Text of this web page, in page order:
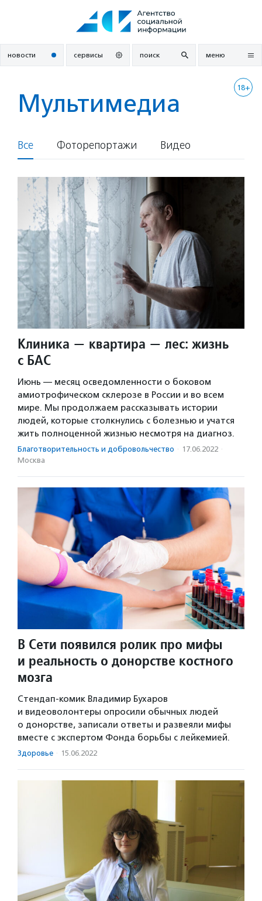
новости сервисы поиск меню
18+
Мультимедиа
Все Фоторепортажи Видео
Клиника — квартира — лес: жизнь
с БАС
Июнь — месяц осведомленности о боковом
амиотрофическом склерозе в России и во всем
мире. Мы продолжаем рассказывать истории
людей, которые столкнулись с болезнью и учатся
жить полноценной жизнью несмотря на диагноз.
Благотвори­тель­ность и доброволь­чест­во · 17.06.2022 ·
Москва
В Сети появился ролик про мифы
и реальность о донорстве костного
мозга
Cтендап-комик Владимир Бухаров
и видеоволонтеры опросили обычных людей
о донорстве, записали ответы и развеяли мифы
вместе с экспертом Фонда борьбы с лейкемией.
Здоровье · 15.06.2022